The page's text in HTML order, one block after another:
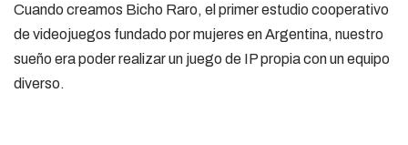
Cuando creamos Bicho Raro, el primer estudio cooperativo
de videojuegos fundado por mujeres en Argentina, nuestro
sueño era poder realizar un juego de IP propia con un equipo
diverso.